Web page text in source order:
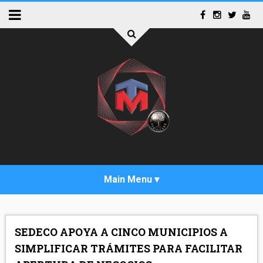
SEDECO APOYA A CINCO MUNICIPIOS A
SIMPLIFICAR TRÁMITES PARA FACILITAR